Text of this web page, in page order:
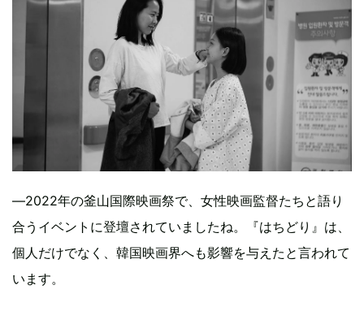
―2022年の釜山国際映画祭で、女性映画監督たちと語り
合うイベントに登壇されていましたね。『はちどり』は、
個人だけでなく、韓国映画界へも影響を与えたと言われて
います。